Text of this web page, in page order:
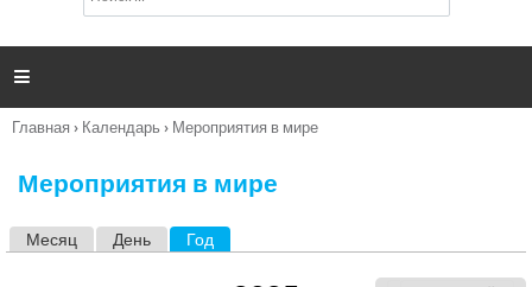
п
и

Вы
Главная › Календарь › Мероприятия в мире
Мероприятия в мире
Месяц День Год